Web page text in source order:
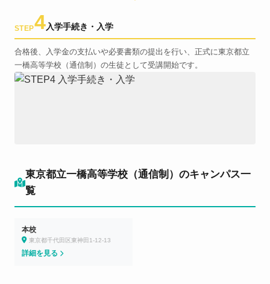
STEP4入学手続き・入学
合格後、入学金の支払いや必要書類の提出を行い、正式に東京都立
一橋高等学校（通信制）の生徒として受講開始です。
東京都立一橋高等学校（通信制）のキャンパス一
覧
本校
東京都千代田区東神田1-12-13
詳細を見る